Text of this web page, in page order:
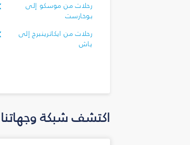
رحلات من موسكو إلى
بوخارست
رحلات من ايكاترينبرج إلى
ياش
اكتشف شبكة وجهاتنا